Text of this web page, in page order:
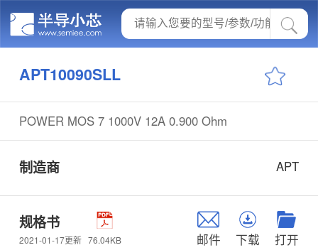
APT10090SLL
POWER MOS 7 1000V 12A 0.900 Ohm
制造商 APT
规格书
2021-01-17更新 76.04KB 邮件 下载 打开